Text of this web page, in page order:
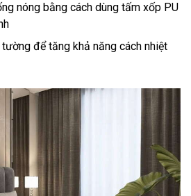
nóng bằng cách dùng tấm xốp PU
để tăng khả năng cách nhiệt